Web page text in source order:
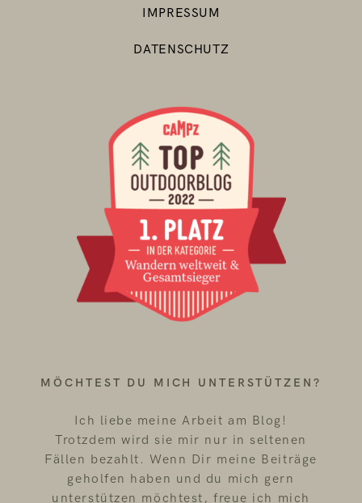
MÖCHTEST DU MICH UNTERSTÜTZEN?
IMPRESSUM
DATENSCHUTZ
Ich liebe meine Arbeit am Blog!
Trotzdem wird sie mir nur in seltenen
Fällen bezahlt. Wenn Dir meine Beiträge
geholfen haben und du mich gern
unterstützen möchtest, freue ich mich